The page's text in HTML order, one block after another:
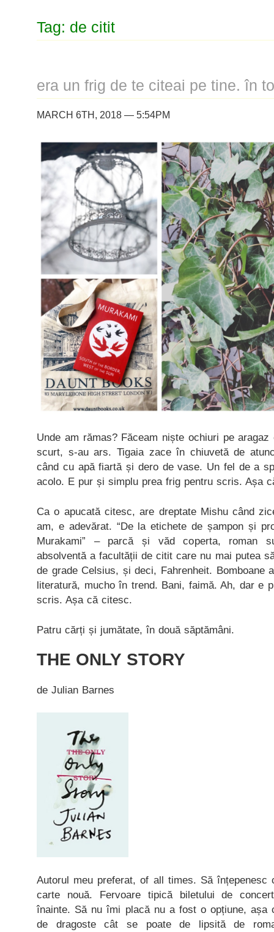
Tag: de citit
era un frig de te citeai pe tine. în
MARCH 6TH, 2018 — 5:54PM
Unde am rămas? Făceam niște ochiuri pe
scurt, s-au ars. Tigaia zace în chiuvetă de
când cu apă fiartă și dero de vase. Un fel de a
acolo. E pur și simplu prea frig pentru scris. Așa
Ca o apucată citesc, are dreptate Mishu când
am, e adevărat. “De la etichete de șampon și
Murakami” – parcă și văd coperta, roman
absolventă a facultății de citit care nu mai putea
de grade Celsius, și deci, Fahrenheit. Bomboane
literatură, mucho în trend. Bani, faimă. Ah, dar e
scris. Așa că citesc.
Patru cărți și jumătate, în două săptămâni.
THE ONLY STORY
de Julian Barnes
Autorul meu preferat, of all times. Să
carte nouă. Fervoare tipică biletului de
înainte. Să nu îmi placă nu a fost o opțiune, așa
de dragoste cât se poate de lipsită de